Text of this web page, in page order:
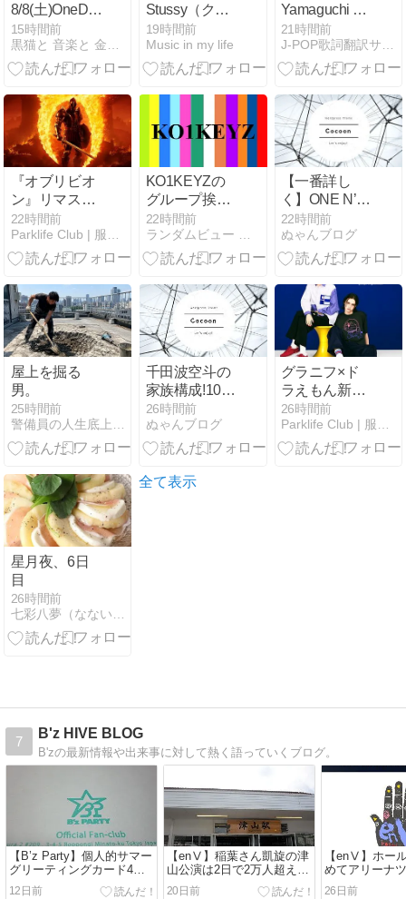
8/8(土)OneDrop
performance#9
／ワンマンラ
イブ
15時間前
Stussy（クリ
ス・ステュー
シー）『Lost,
Found &
ーグラウンド
たオランダの
グルーヴ職人
が、10年間の
音楽的旅路に
散らばった
「未完のアイ
デア」を拾い
集め、ついに
一枚のアルバ
ムとして完成
させた
19時間前
Music in my life
Yamaguchi –
Hitonatsu no
Keiken (An
Experience of
21時間前
『オブリビオ
ン』リマスタ
ーSwitch 2
版、8/12発売
｜通常版とデ
っちを買う？
【DLC全部入
り】
22時間前
KO1KEYZの
グループ挨拶
とシンボルロ
ゴを発表（意
外）/『KCON
演時間・視聴
方法
22時間前
【一番詳し
く】ONE N’
ONLY(ワンエ
ン)メンバーの
兄弟構成や年
22時間前
ぬゃんブログ
屋上を掘る
男。
25時間前
警備員の人生底上げブログ「ウントコショ」
千田波空斗の
家族構成!10歳
下の妹と姉が
いる3人兄弟
で父親はサー
26時間前
ぬゃんブログ
グラニフ×ド
ラえもん新作
コラボ、8/11
発売｜ひみつ
道具モチーフ
26時間前
Parklife Club | 服も、音楽も、ゲームも。
星月夜、6日
目
26時間前
七彩八夢（なないろはちむ）
全て表示
7
B'z HIVE BLOG
B'zの最新情報や出来事に対して熱く語っていくブログ。
【B’z Party】個人的サマー
グリーティングカード4
12日前
【enⅤ】稲葉さん凱旋の津
山公演は2日で2万人超え
か！？
20日前
【enⅤ】ホー
めてアリーナ
26日前